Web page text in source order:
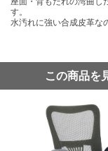
す。
水汚れに強い合成皮革な
この商品を